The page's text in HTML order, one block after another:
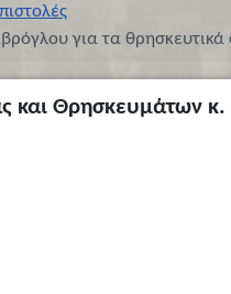
για τα
και Θρησκευμάτων